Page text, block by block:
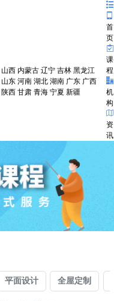
山西 内蒙古 辽宁 吉林 黑龙江
山东 河南 湖北 湖南 广东 广西
陕西 甘肃 青海 宁夏 新疆
首
页
课
程
机
构
资
讯
平面设计 全屋定制